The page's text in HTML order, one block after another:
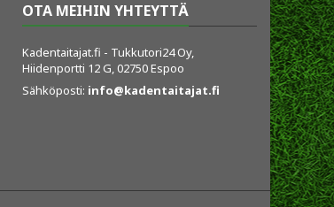
OTA MEIHIN YHTEYTTÄ
Kadentaitajat.fi - Tukkutori24 Oy,
Hiidenportti 12 G, 02750 Espoo
Sähköposti: info@kadentaitajat.fi